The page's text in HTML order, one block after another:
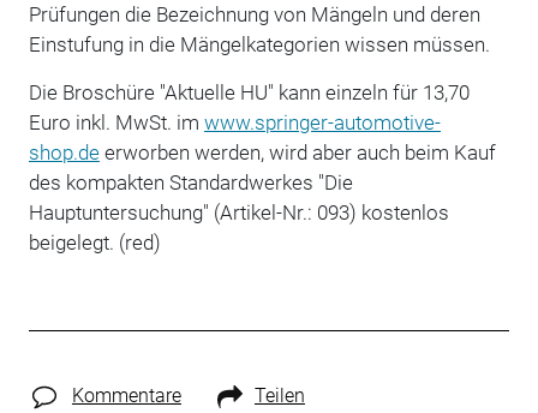
Prüfungen die Bezeichnung von Mängeln und deren
Einstufung in die Mängelkategorien wissen müssen.
Die Broschüre "Aktuelle HU" kann einzeln für 13,70
Euro inkl. MwSt. im www.springer-automotive-
shop.deerworben werden, wird aber auch beim Kauf
des kompakten Standardwerkes "Die
Hauptuntersuchung" (Artikel-Nr.: 093) kostenlos
beigelegt. (red)
Kommentare Teilen